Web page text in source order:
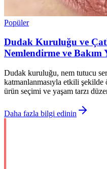
Popüler
Dudak Kuruluğu ve
Nemlendirme ve Bakım
Dudak kuruluğu, nem tutucu
katmanlanmasıyla etkili
ürün seçimi ve yaşam tarzı
Daha fazla bilgi edinin